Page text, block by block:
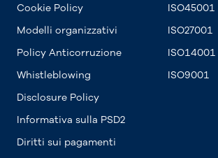
Cookie Policy
Modelli organizzativi
Policy Anticorruzione
Whistleblowing
Disclosure Policy
Informativa sulla PSD2
Diritti sui pagamenti
ISO45001
ISO27001
ISO14001
ISO9001